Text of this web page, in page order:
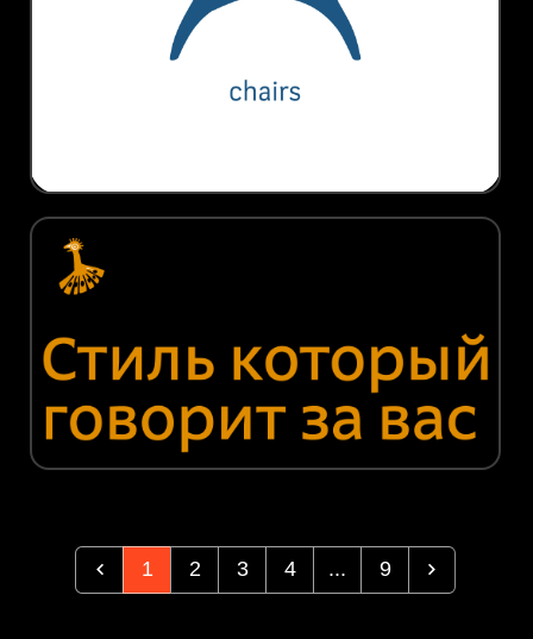
1 2 3 4 ... 9